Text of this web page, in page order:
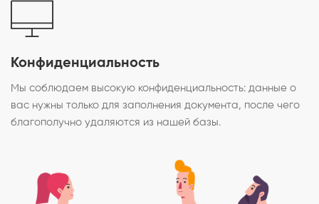
Конфиденциальность
Мы соблюдаем высокую конфиденциальность: данные о
вас нужны только для заполнения документа, после чего
благополучно удаляются из нашей базы.